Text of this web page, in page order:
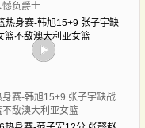
憾负爵士
身赛-韩旭15+9 张子宇缺战
不敌澳大利亚女篮